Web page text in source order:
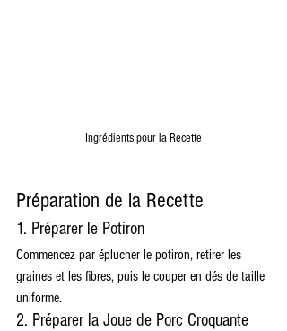
Ingrédients pour la Recette
Préparation de la Recette
1. Préparer le Potiron
Commencez par éplucher le potiron, retirer les
graines et les fibres, puis le couper en dés de taille
uniforme.
2. Préparer la Joue de Porc Croquante